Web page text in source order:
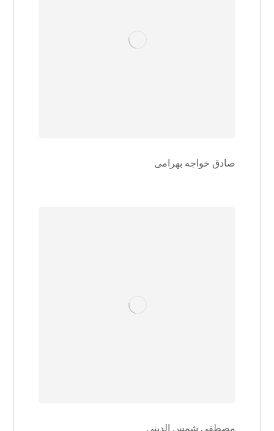
صادق خواجه بهرامی
مصطفی شمس الدینی